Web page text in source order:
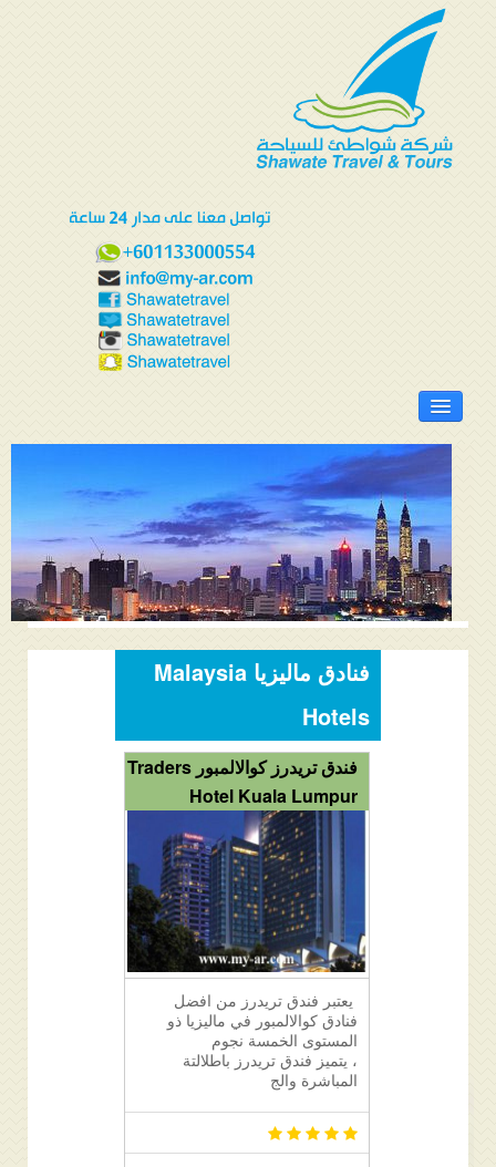
الرئيسية
المنتدى
دليل ماليزيا
فنادق ماليزيا
الاماكن السياحية ماليزيا
مواصلات ماليزيا
فنادق ماليزيا Malaysia
Hotels
فندق تريدرز كوالالمبور Traders
Hotel Kuala Lumpur
يعتبر فندق تريدرز من افضل
فنادق كوالالمبور في ماليزيا ذو
المستوى الخمسة نجوم
، يتميز فندق تريدرز باطلالتة
المباشرة والج